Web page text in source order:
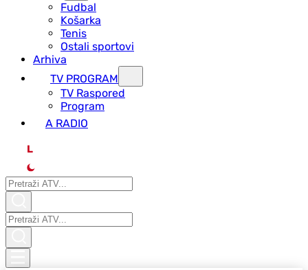
Fudbal
Košarka
Tenis
Ostali sportovi
Arhiva
TV PROGRAM
ТV Raspored
Program
A RADIO
L